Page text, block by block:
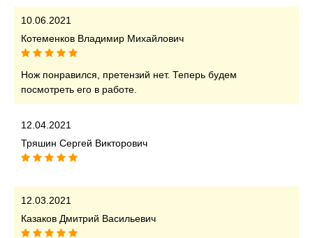
10.06.2021
Котеменков Владимир Михайлович
Нож понравился, претензий нет. Теперь будем
посмотреть его в работе.
12.04.2021
Тряшин Сергей Викторович
12.03.2021
Казаков Дмитрий Васильевич